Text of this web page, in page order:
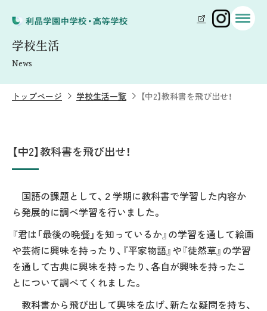
学校生活
News
トップページ 学校生活一覧 【中2】教科書を飛び出せ！
【中2】教科書を飛び出せ！
国語の課題として、２学期に教科書で学習した内容か
ら発展的に調べ学習を行いました。
『君は「最後の晩餐」を知っているか』の学習を通して絵画
や芸術に興味を持ったり、『平家物語』や『徒然草』の学習
を通して古典に興味を持ったり、各自が興味を持ったこ
とについて調べてくれました。
教科書から飛び出して興味を広げ、新たな疑問を持ち、